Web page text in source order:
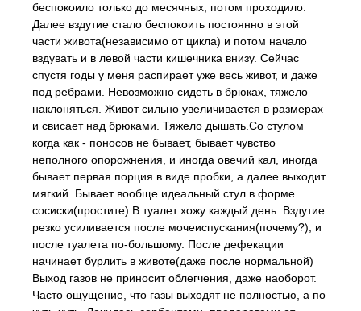
беспокоило только до месячных, потом проходило.
Далее вздутие стало беспокоить постоянно в этой
части живота(независимо от цикла) и потом начало
вздувать и в левой части кишечника внизу. Сейчас
спустя годы у меня распирает уже весь живот, и даже
под ребрами. Невозможно сидеть в брюках, тяжело
наклоняться. Живот сильно увеличивается в размерах
и свисает над брюками. Тяжело дышать.Со стулом
когда как - поносов не бывает, бывает чувство
неполного опорожнения, и иногда овечий кал, иногда
бывает первая порция в виде пробки, а далее выходит
мягкий. Бывает вообще идеальный стул в форме
сосиски(простите) В туалет хожу каждый день. Вздутие
резко усиливается после мочеиспускания(почему?), и
после туалета по-большому. После дефекации
начинает бурлить в животе(даже после нормальной)
Выход газов не приносит облегчения, даже наоборот.
Часто ощущение, что газы выходят не полностью, а по